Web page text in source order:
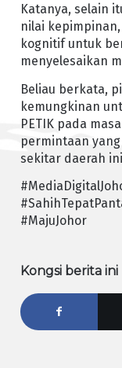
Katanya, selain
nilai
kognitif untuk
menyelesaikan
Beliau berkata,
kemungkinan
PETIK pada
permintaan
sekitar daerah
#MajuJohor
Kongsi berita ini